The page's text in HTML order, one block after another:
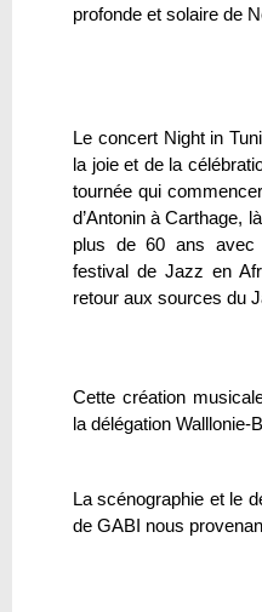
profonde et solaire de
Le concert Night in
la joie et de la
tournée qui
d’Antonin à Carthage,
plus de 60 ans avec
festival de Jazz en
retour aux sources du
Cette création
la délégation Walllonie-
La scénographie et le
de GABI nous